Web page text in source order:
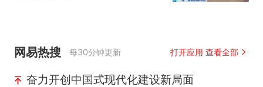
网易热搜 每30分钟更新 打开应用 查看全部
奋力开创中国式现代化建设新局面